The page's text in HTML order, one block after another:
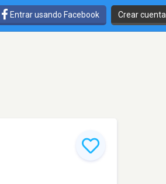
Entrar usando Facebook Crear cuenta